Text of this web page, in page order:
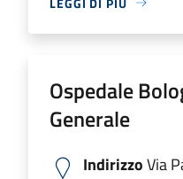
Ospedale
Generale
IndirizzoVia